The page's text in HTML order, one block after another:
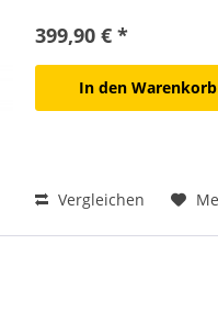
erfolg in einem edlen
399,90 € *
In den Warenkorb
Vergleichen